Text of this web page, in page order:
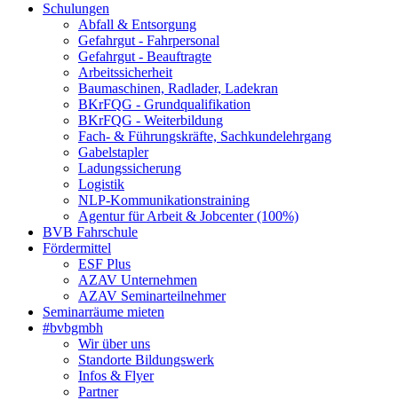
Schulungen
Abfall & Entsorgung
Gefahrgut - Fahrpersonal
Gefahrgut - Beauftragte
Arbeitssicherheit
Baumaschinen, Radlader, Ladekran
BKrFQG - Grundqualifikation
BKrFQG - Weiterbildung
Fach- & Führungskräfte, Sachkundelehrgang
Gabelstapler
Ladungssicherung
Logistik
NLP-Kommunikationstraining
Agentur für Arbeit & Jobcenter (100%)
BVB Fahrschule
Fördermittel
ESF Plus
AZAV Unternehmen
AZAV Seminarteilnehmer
Seminarräume mieten
#bvbgmbh
Wir über uns
Standorte Bildungswerk
Infos & Flyer
Partner